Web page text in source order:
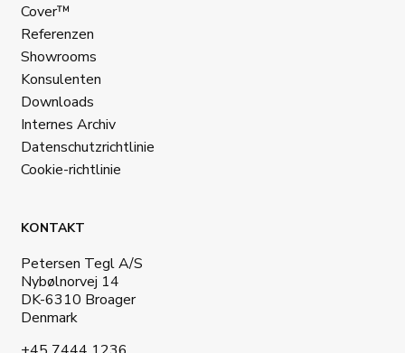
Cover™
Referenzen
Showrooms
Konsulenten
Downloads
Internes Archiv
Datenschutzrichtlinie
Cookie-richtlinie
KONTAKT
Petersen Tegl A/S
Nybølnorvej 14
DK-6310 Broager
Denmark